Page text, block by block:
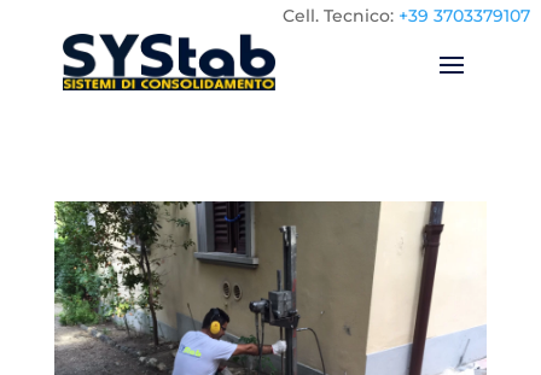
Cell. Tecnico: +39 3703379107